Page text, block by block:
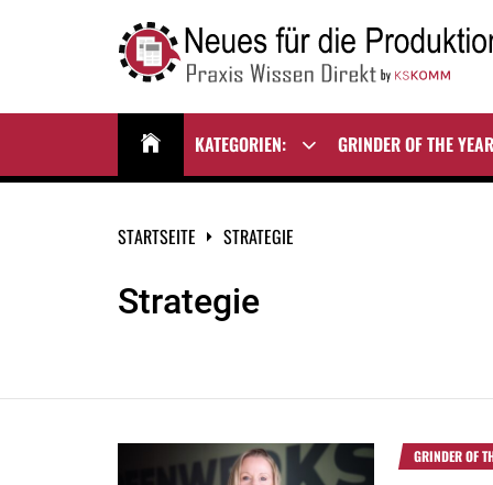
NEUES FÜR DIE
PRODUKTION
KATEGORIEN:
Show
menu
GRINDER OF THE YEAR
STARTSEITE STRATEGIE
Strategie
GRINDER OF